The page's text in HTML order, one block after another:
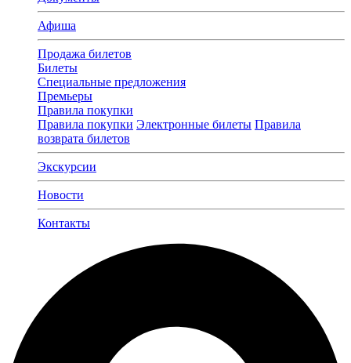
Афиша
Продажа билетов
Билеты
Специальные предложения
Премьеры
Правила покупки
Правила покупки Электронные билеты Правила
возврата билетов
Экскурсии
Новости
Контакты